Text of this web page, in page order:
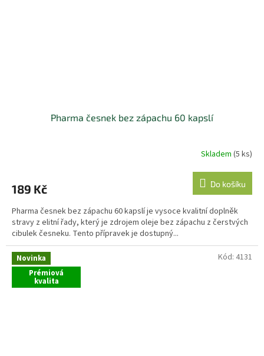
Pharma česnek bez zápachu 60 kapslí
Skladem (5 ks)
189 Kč Do košíku
Pharma česnek bez zápachu 60 kapslí je vysoce kvalitní doplněk
stravy z elitní řady, který je zdrojem oleje bez zápachu z čerstvých
cibulek česneku. Tento přípravek je dostupný...
Novinka
Prémiová
kvalita
Kód: 4131